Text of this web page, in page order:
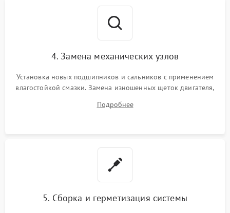
4. Замена механических узлов
Установка новых подшипников и сальников с применением
влагостойкой смазки. Замена изношенных щеток двигателя,
или поврежденной резиновой манжеты.
Подробнее
5. Сборка и герметизация системы